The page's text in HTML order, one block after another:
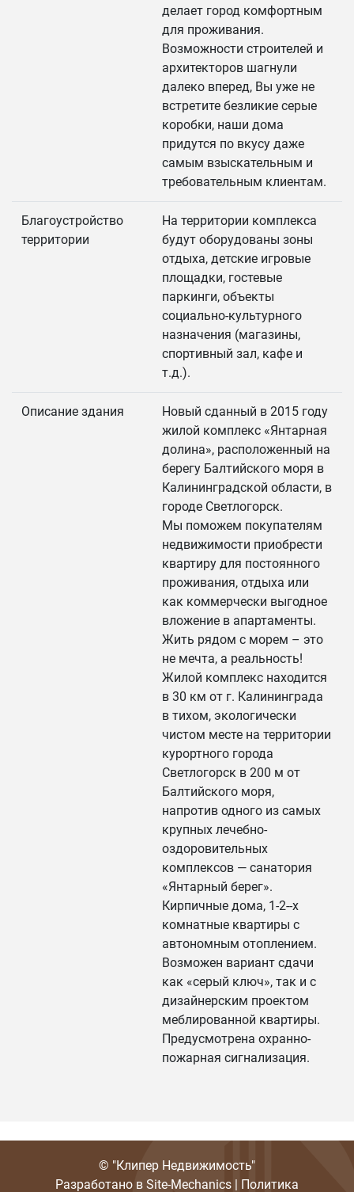
делает город комфортным
для проживания.
Возможности строителей и
архитекторов шагнули
далеко вперед, Вы уже не
встретите безликие серые
коробки, наши дома
придутся по вкусу даже
самым взыскательным и
требовательным клиентам.
Благоустройство
территории
На территории комплекса
будут оборудованы зоны
отдыха, детские игровые
площадки, гостевые
паркинги, объекты
социально-культурного
назначения (магазины,
спортивный зал, кафе и
т.д.).
Описание здания
Новый сданный в 2015 году
жилой комплекс «Янтарная
долина», расположенный на
берегу Балтийского моря в
Калининградской области, в
городе Светлогорск.
Мы поможем покупателям
недвижимости приобрести
квартиру для постоянного
проживания, отдыха или
как коммерчески выгодное
вложение в апартаменты.
Жить рядом с морем – это
не мечта, а реальность!
Жилой комплекс находится
в 30 км от г. Калининграда
в тихом, экологически
чистом месте на территории
курортного города
Светлогорск в 200 м от
Балтийского моря,
напротив одного из самых
крупных лечебно-
оздоровительных
комплексов — санатория
«Янтарный берег».
Кирпичные дома, 1-2--х
комнатные квартиры с
автономным отоплением.
Возможен вариант сдачи
как «серый ключ», так и с
дизайнерским проектом
меблированной квартиры.
Предусмотрена охранно-
пожарная сигнализация.
© "Клипер Недвижимость"
Разработано в Site-Mechanics | Политика